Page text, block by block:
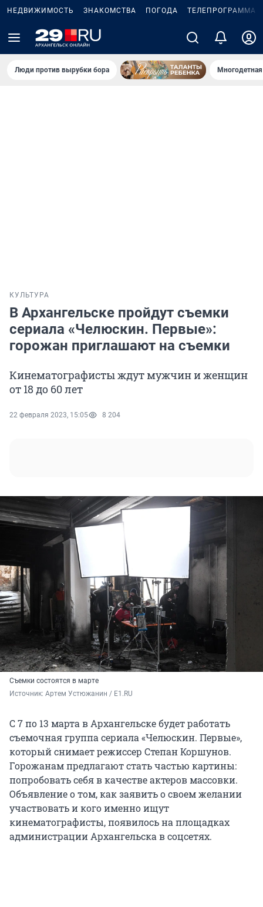
НЕДВИЖИМОСТЬ ЗНАКОМСТВА ПОГОДА ТЕЛЕПРОГРАММА
Люди против вырубки бора
КУЛЬТУРА
В Архангельске пройдут съемки
сериала «Челюскин. Первые»:
горожан приглашают на съемки
Кинематографисты ждут мужчин и женщин
от 18 до 60 лет
22 февраля 2023, 15:05 8 204
Съемки состоятся в марте
Источник: Артем Устюжанин / E1.RU
С 7 по 13 марта в Архангельске будет работать
съемочная группа сериала «Челюскин. Первые»,
который снимает режиссер Степан Коршунов.
Горожанам предлагают стать частью картины:
попробовать себя в качестве актеров массовки.
Объявление о том, как заявить о своем желании
участвовать и кого именно ищут
кинематографисты, появилось на площадках
администрации Архангельска в соцсетях.